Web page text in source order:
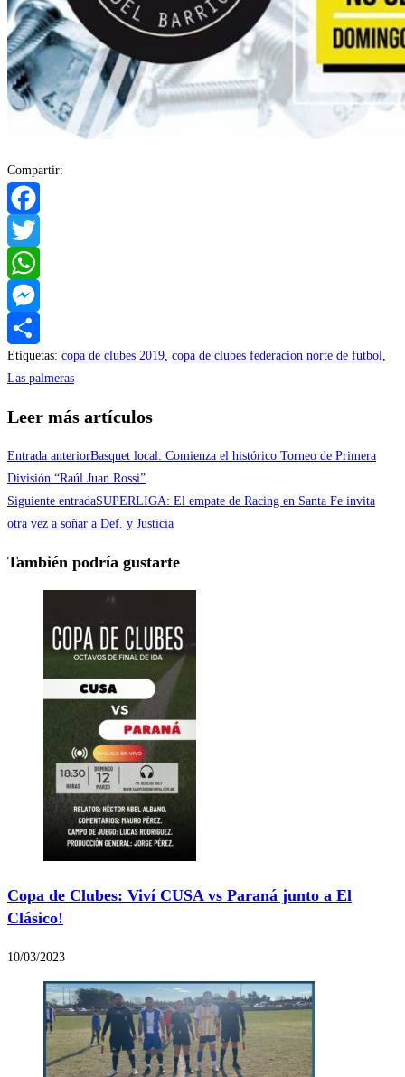
Compartir:
Facebook
Twitter
WhatsApp
Messenger
Compartir
Etiquetas: copa de clubes 2019 copa de clubes federacion norte de futbol
Las palmeras
Leer más artículos
Entrada anteriorBasquet local: Comienza el histórico Torneo de Primera
División “Raúl Juan Rossi”
Siguiente entradaSUPERLIGA: El empate de Racing en Santa Fe invita
otra vez a soñar a Def. y Justicia
También podría gustarte
Copa de Clubes: Viví CUSA vs Paraná junto a El
Clásico!
10/03/2023